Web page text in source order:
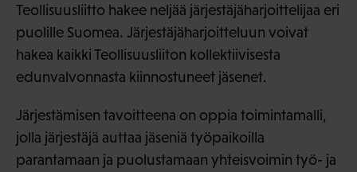
Teollisuusliitto hakee neljää järjestäjäharjoittelijaa eri
puolille Suomea. Järjestäjäharjoitteluun voivat
hakea kaikki Teollisuusliiton kollektiivisesta
edunvalvonnasta kiinnostuneet jäsenet.
Järjestämisen tavoitteena on oppia toimintamalli,
jolla järjestäjä auttaa jäseniä työpaikoilla
parantamaan ja puolustamaan yhteisvoimin työ- ja